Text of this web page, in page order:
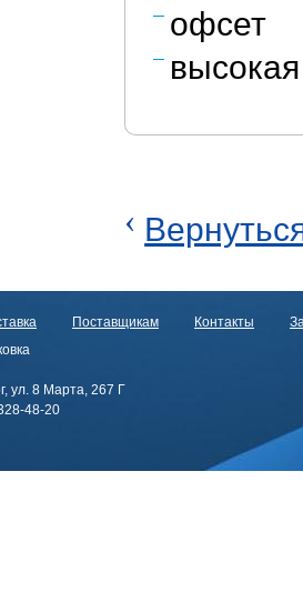
офсет
‹
Поставщикам Контакты
ул. 8 Марта, 267 Г
48-20